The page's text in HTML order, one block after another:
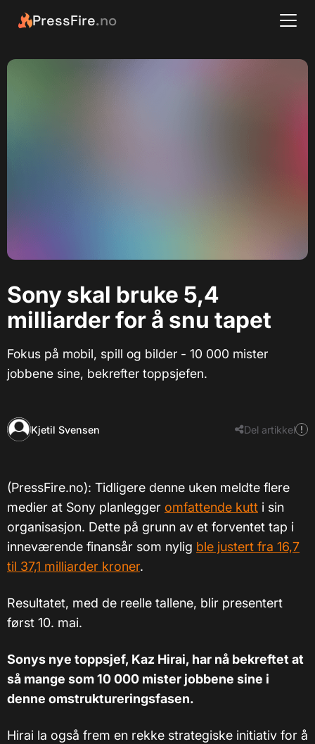
PressFire.no
Sony skal bruke 5,4
milliarder for å snu tapet
Fokus på mobil, spill og bilder - 10 000 mister
jobbene sine, bekrefter toppsjefen.
Kjetil Svensen Del artikkel
(PressFire.no): Tidligere denne uken meldte flere
medier at Sony planlegger omfattende kutt i sin
organisasjon. Dette på grunn av et forventet tap i
inneværende finansår som nylig ble justert fra 16,7
til 37,1 milliarder kroner.
Resultatet, med de reelle tallene, blir presentert
først 10. mai.
Sonys nye toppsjef, Kaz Hirai, har nå bekreftet at
så mange som 10 000 mister jobbene sine i
denne omstruktureringsfasen.
Hirai la også frem en rekke strategiske initiativ for å